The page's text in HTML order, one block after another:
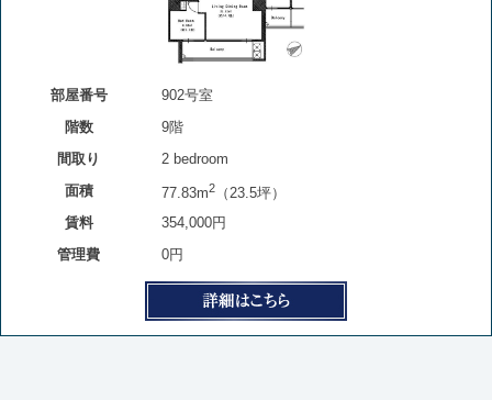
部屋番号
902号室
階数
9階
間取り
2 bedroom
面積
77.83m2
（23.5坪）
賃料
354,000円
管理費
0円